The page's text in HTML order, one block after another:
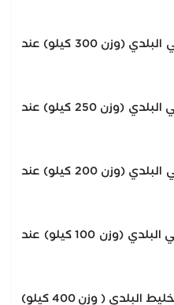
كما سجل سعر اللحم الجاموسي البلدي (وزن 300 كيلو) عند
كما سجل سعر اللحم الجاموسي البلدي (وزن 250 كيلو) عند
كما سجل سعر اللحم الجاموسي البلدي (وزن 200 كيلو) عند
كما سجل سعر اللحم الجاموسي البلدي (وزن 100 كيلو) عند
سجل سعر كيلو اللحم البقري الخليط البلدي ( وزن 400 كيلو)